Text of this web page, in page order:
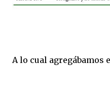
A lo cual agregábamos